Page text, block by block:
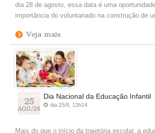
dia 28 de agosto, essa data é uma
importância do voluntariado na construção de
Veja mais
25
AGO/26
Dia Nacional da Educação Infantil
dia 25/8, 13h14
Mais do que o início da trajetória escolar, a